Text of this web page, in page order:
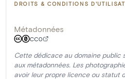
DROITS & CONDITIONS
Métadonnées
CC0
Cette dédicace au domaine public
aux métadonnées. Les
avoir leur propre licence ou statut